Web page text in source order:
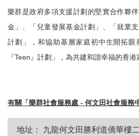
樂群是政府多項支援計劃的堅實合作夥
金」、「兒童發展基金計劃」、「就業
計劃」，和協助基層家庭初中生開拓眼
『Teen 』計劃」，為共建和諧幸福的香港
有關「樂群社會服務處 - 何文田社會服務
地址： 九龍何文田勝利道僑華樓